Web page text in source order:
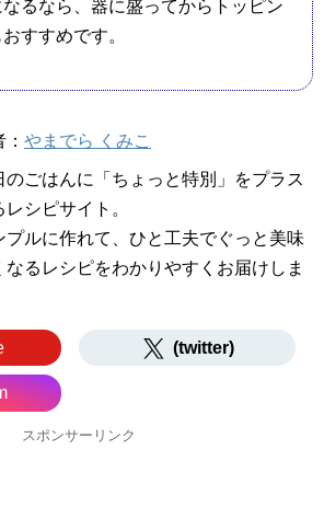
るなら、器に盛ってからトッピン
すすめです。
やまでら くみこ
のごはんに「ちょっと特別」をプラス
レシピサイト。
プルに作れて、ひと工夫でぐっと美味
なるレシピをわかりやすくお届けしま
(twitter)
スポンサーリンク